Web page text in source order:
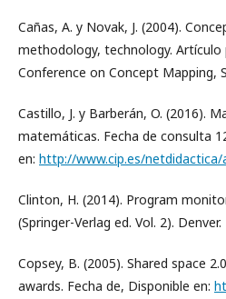
Cañas, A. y Novak, J. (2004).
methodology, technology.
Conference on Concept Mapping,
Castillo, J. y Barberán, O. (2016).
matemáticas. Fecha de consulta
en: http://www.cip.es/
Clinton, H. (2014). Program
(Springer-Verlag ed. Vol. 2). Denver.
Copsey, B. (2005). Shared space
awards. Fecha de, Disponible en: